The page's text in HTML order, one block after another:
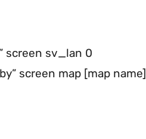
screen sv_lan 0
screen map [map name]